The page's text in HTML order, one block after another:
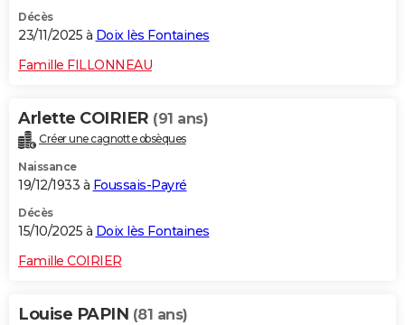
Décès
23/11/2025 à Doix lès Fontaines
Famille FILLONNEAU
Arlette COIRIER (91 ans)
Créer une cagnotte obsèques
Naissance
19/12/1933 à Foussais-Payré
Décès
15/10/2025 à Doix lès Fontaines
Famille COIRIER
Louise PAPIN (81 ans)